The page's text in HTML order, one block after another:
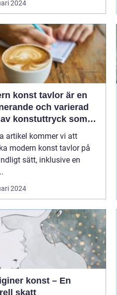
2024
konst tavlor är en
och varierad
konstuttryck som
till sig både
och konstälskare
världen
artikel kommer vi att
modern konst tavlor på
sätt, inklusive en
2024
konst – En
skatt